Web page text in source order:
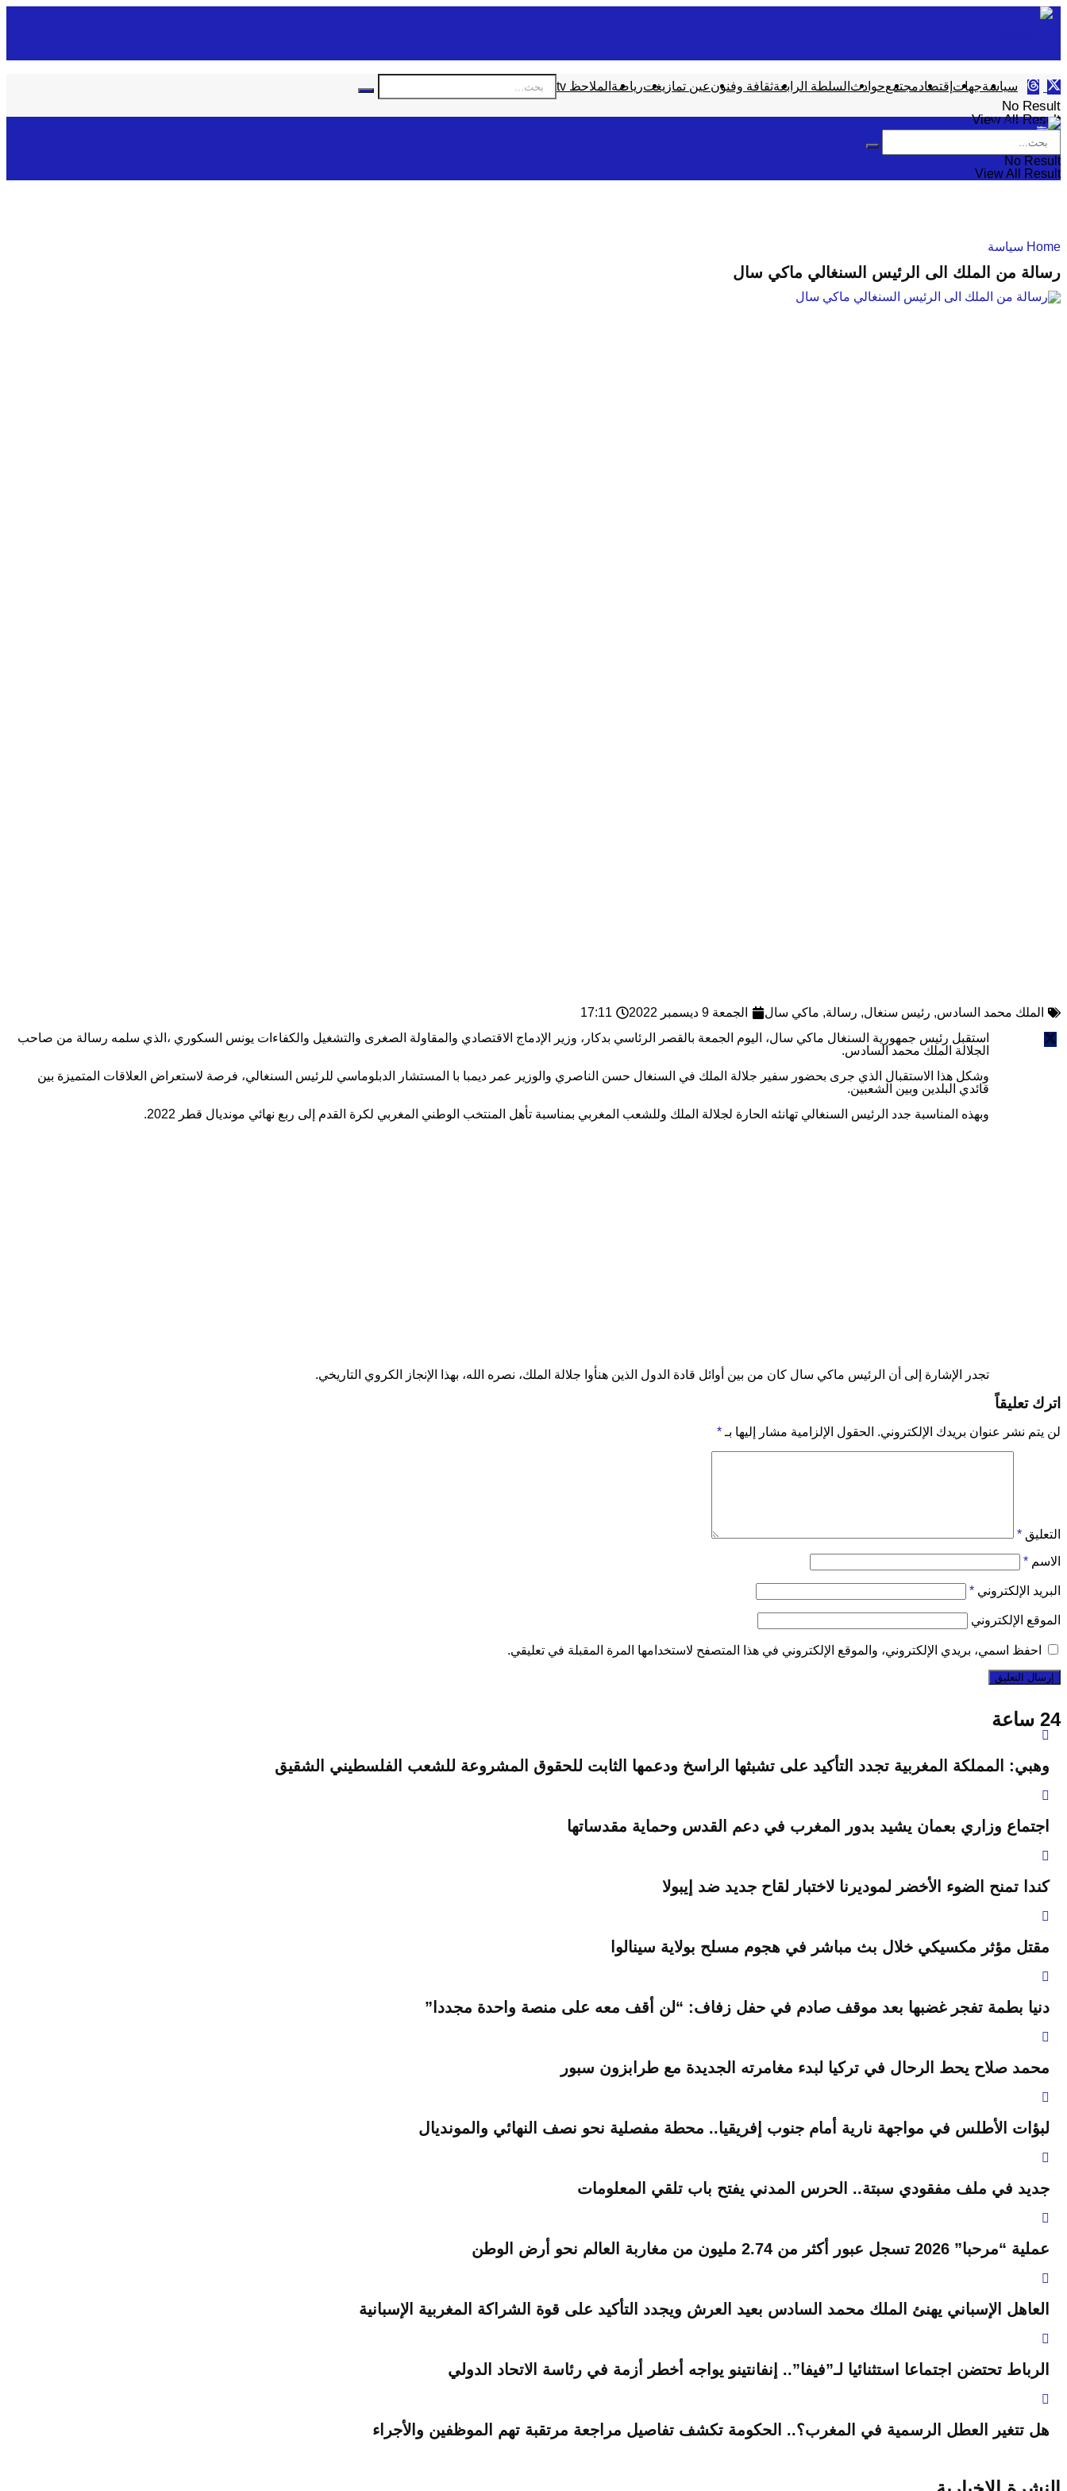
سياسةجهات إقتصادمجتمعحوادث السلطة الرابعةثقافة وفنونعين تمازيغترياضة الملاحظ tv
No Result
View All Result
No Result
View All Result
Home سياسة
رسالة من الملك الى الرئيس السنغالي ماكي سال
الملك محمد السادس, رئيس سنغال, رسالة, ماكي سال الجمعة 9 ديسمبر 2022
17:11
استقبل رئيس جمهورية السنغال ماكي سال، اليوم الجمعة بالقصر الرئاسي بدكار، وزير الإدماج الاقتصادي والمقاولة الصغرى والتشغيل والكفاءات يونس السكوري ،الذي سلمه رسالة من صاحب
الجلالة الملك محمد السادس.
وشكل هذا الاستقبال الذي جرى بحضور سفير جلالة الملك في السنغال حسن الناصري والوزير عمر ديمبا با المستشار الدبلوماسي للرئيس السنغالي، فرصة لاستعراض العلاقات المتميزة بين
قائدي البلدين وبين الشعبين.
وبهذه المناسبة جدد الرئيس السنغالي تهانئه الحارة لجلالة الملك وللشعب المغربي بمناسبة تأهل المنتخب الوطني المغربي لكرة القدم إلى ربع نهائي مونديال قطر 2022.
تجدر الإشارة إلى أن الرئيس ماكي سال كان من بين أوائل قادة الدول الذين هنأوا جلالة الملك، نصره الله، بهذا الإنجاز الكروي التاريخي.
اترك تعليقاً
لن يتم نشر عنوان بريدك الإلكتروني. الحقول الإلزامية مشار إليها بـ *
التعليق *
الاسم *
البريد الإلكتروني *
الموقع الإلكتروني
احفظ اسمي، بريدي الإلكتروني، والموقع الإلكتروني في هذا المتصفح لاستخدامها المرة المقبلة في تعليقي.
24 ساعة
وهبي: المملكة المغربية تجدد التأكيد على تشبثها الراسخ ودعمها الثابت للحقوق المشروعة للشعب الفلسطيني الشقيق
اجتماع وزاري بعمان يشيد بدور المغرب في دعم القدس وحماية مقدساتها
كندا تمنح الضوء الأخضر لموديرنا لاختبار لقاح جديد ضد إيبولا
مقتل مؤثر مكسيكي خلال بث مباشر في هجوم مسلح بولاية سينالوا
دنيا بطمة تفجر غضبها بعد موقف صادم في حفل زفاف: “لن أقف معه على منصة واحدة مجددا”
محمد صلاح يحط الرحال في تركيا لبدء مغامرته الجديدة مع طرابزون سبور
لبؤات الأطلس في مواجهة نارية أمام جنوب إفريقيا.. محطة مفصلية نحو نصف النهائي والمونديال
جديد في ملف مفقودي سبتة.. الحرس المدني يفتح باب تلقي المعلومات
عملية “مرحبا” 2026 تسجل عبور أكثر من 2.74 مليون من مغاربة العالم نحو أرض الوطن
العاهل الإسباني يهنئ الملك محمد السادس بعيد العرش ويجدد التأكيد على قوة الشراكة المغربية الإسبانية
الرباط تحتضن اجتماعا استثنائيا لـ”فيفا”.. إنفانتينو يواجه أخطر أزمة في رئاسة الاتحاد الدولي
هل تتغير العطل الرسمية في المغرب؟.. الحكومة تكشف تفاصيل مراجعة مرتقبة تهم الموظفين والأجراء